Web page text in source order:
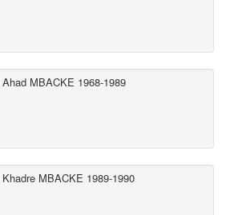
MBACKE 1968-1989
MBACKE 1989-1990